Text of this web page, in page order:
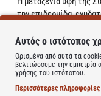
την επιδερμίδα,
Η σύνθεσή της είναι
τύπους επιδερμίδας,
Αυτός ο ιστότοπος
Ορισμένα από αυτά τα
βελτιώσουμε την εμπειρία
χρήσης του ιστότοπου.
Περισσότερες πληροφορίες